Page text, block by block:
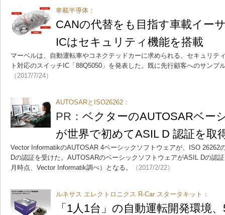
車載半導体：
CANの代替をも目指す車載イー
ICはセキュリティ機能を搭載
マーベルは、自動運転車やコネクテッドカーに求められる、セキュリテ
ト対応のスイッチIC「88Q5050」を発表した。既に先行顧客へのサンプ
（2017/7/24）
AUTOSARとISO26262：
PR： ベクターのAUTOSARベー
が世界で初めてASIL D 認証を取
Vector InformatikのAUTOSAR 4ベーシックソフトウェアが、ISO 26262
Dの認証を受けた。AUTOSARのベーシックソフトウェアがASIL Dの認
月時点、Vector Informatik調べ）となる。
（2017/2/22）
ルネサス エレクトロニクス R-Car スタータキット：
「1人1台」の自動運転開発環境